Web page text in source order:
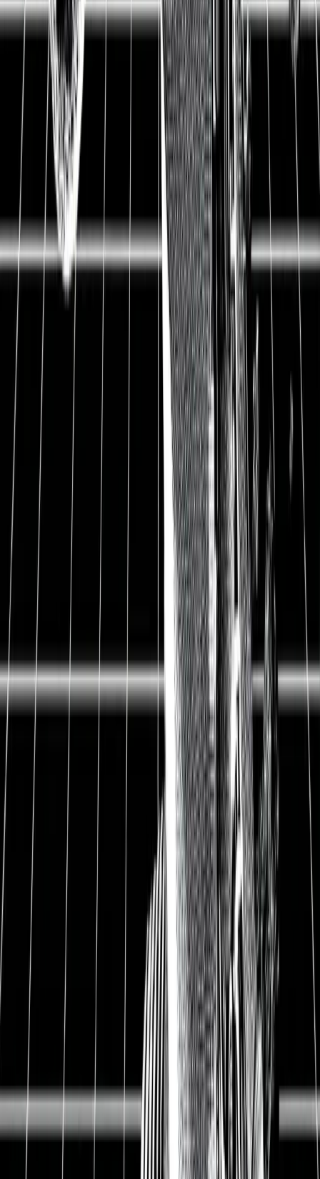
schützen und zu wahren, wird in der Schweiz
ausgelebt. Damit gilt Lindt & Sprüngli auch in
turbulenten Börsenzeiten und unter schnelllebigen
Modeerscheinungen als sicherster aller Anker für
Investoren. Kein waghalsiger Tenbaggerkandidat,
sondern eine solide Option, um sein bereits
aufgebautes Vermögen global zu schützen und zu
vermehren. Wir haben uns Lindt & Sprüngli in den
letzten vier Wochen genau angesehen und präzisiert,
wann sich ein Einstieg für wen lohnt.
Chocoladefabriken Lindt & Sprüngli Aktie und
Aktienanalyse
Hauptsitz
Kilchberg (Zürich), Schweiz
ISIN
CH0010570767
WKN
859568
Ticker-Symbol
LISN.SW
Branche
Nichtzyklischer Konsum
Kurs
88.600 CHF
80.800 EUR
Ausstehende Aktien
240.080
Marktkapitalisierung
20.750.290.000 CHF
Webseite
lindt-spruengli.com
Bruttomarge
EBIT-Marge
Gewinnmarge
Dividendenrendite
Datum
28.05.2021
1 Lindt & Sprüngli Aktie und
Aktienanalyse
Maîtres Chocolatiers in Perfektion. Lindt &
Sprüngli ging in die Geschichte als Erfinder der
modernen Schokolade ein: süß, cremig und
zergeht auf der Zunge. Die Maîtres Chocolatiers
bei Lindt stellen sicher, dass Lindt mit Qualität
führt und der weltgrößte Premiumhersteller von
Schokolade und Pralinen bleibt.
Qualität in jedem Schritt: Lindt entwickelt,
produziert und verkauft selbst. Wer auf Qualität
setzt, der muss einen akribischen Blick auf alle
Zulieferer und die gesamte Wertschöpfung
behalten. Lindt & Sprüngli hat das einfach
gelöst: Sie machen alles selbst. Neue
Schokoladensorten entwickeln. Eigene Auswahl
der Kakaobohnenbauern. Produktion aller
Sorten. Und der eigene Vertrieb in exklusiven
Lindt & Sprüngli Stores sowie online.
Konsumgüterunternehmen und Wachstum in
Kombination. Schokolade und Pralinen sind
dabei ein besonderer Markt: einerseits
Konsumgüter. Andererseits beginnt hier bereits
Luxus (100 Gramm Schokolade für 8 Euro). Ich
nenne das bei AlleAktien "Everyday Luxury":